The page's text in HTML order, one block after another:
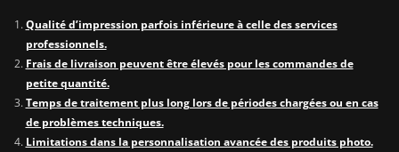
Qualité d’impression parfois inférieure à celle des services
professionnels.
Frais de livraison peuvent être élevés pour les commandes de
petite quantité.
Temps de traitement plus long lors de périodes chargées ou en cas
de problèmes techniques.
Limitations dans la personnalisation avancée des produits photo.